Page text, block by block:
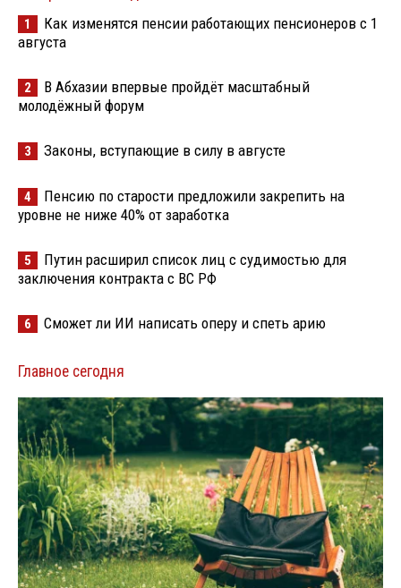
1
Как изменятся пенсии работающих пенсионеров с 1
августа
2
В Абхазии впервые пройдёт масштабный
молодёжный форум
3 Законы, вступающие в силу в августе
4
Пенсию по старости предложили закрепить на
уровне не ниже 40% от заработка
5
Путин расширил список лиц с судимостью для
заключения контракта с ВС РФ
6 Сможет ли ИИ написать оперу и спеть арию
Главное сегодня